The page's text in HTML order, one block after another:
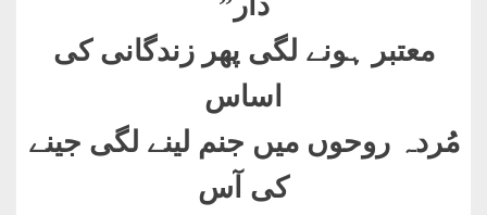
معتبر ہونے لگی پھر زندگانی کی
اساس
مُردہ روحوں میں جنم لینے لگی جینے
کی آس